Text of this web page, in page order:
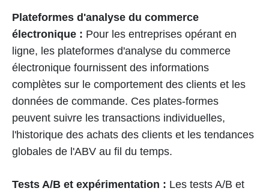
Plateformes d'analyse du commerce
électronique : Pour les entreprises opérant en
ligne, les plateformes d'analyse du commerce
électronique fournissent des informations
complètes sur le comportement des clients et les
données de commande. Ces plates-formes
peuvent suivre les transactions individuelles,
l'historique des achats des clients et les tendances
globales de l'ABV au fil du temps.
Tests A/B et expérimentation : Les tests A/B et